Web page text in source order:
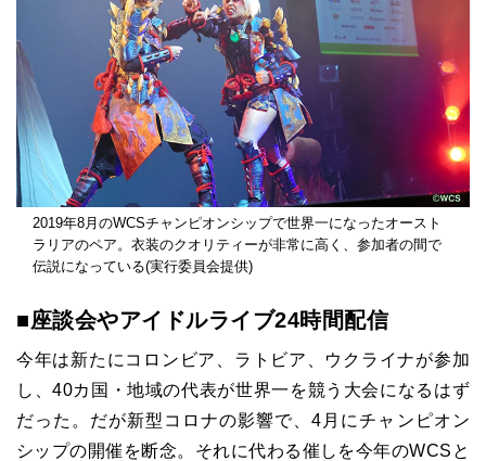
2019年8月のWCSチャンピオンシップで世界一になったオースト
ラリアのペア。衣装のクオリティーが非常に高く、参加者の間で
伝説になっている(実行委員会提供)
■座談会やアイドルライブ24時間配信
今年は新たにコロンビア、ラトビア、ウクライナが参加
し、40カ国・地域の代表が世界一を競う大会になるはず
だった。だが新型コロナの影響で、4月にチャンピオン
シップの開催を断念。それに代わる催しを今年のWCSと